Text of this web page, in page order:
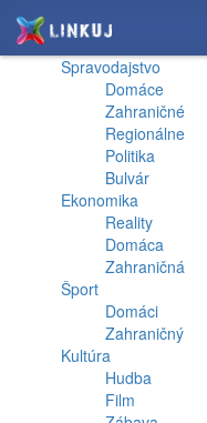
Spravodajstvo
Domáce
Zahraničné
Regionálne
Politika
Bulvár
Ekonomika
Reality
Domáca
Zahraničná
Šport
Domáci
Zahraničný
Kultúra
Hudba
Film